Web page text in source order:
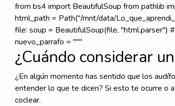
from bs4 import BeautifulSoup from pathlib
html_path = Path("/mnt/data/
file: soup = BeautifulSoup(file, "html.parser")
nuevo_parrafo = """
¿Cuándo considerar
¿En algún momento has sentido que los
entender lo que te dicen? Si esto te ocurre o
coclear.